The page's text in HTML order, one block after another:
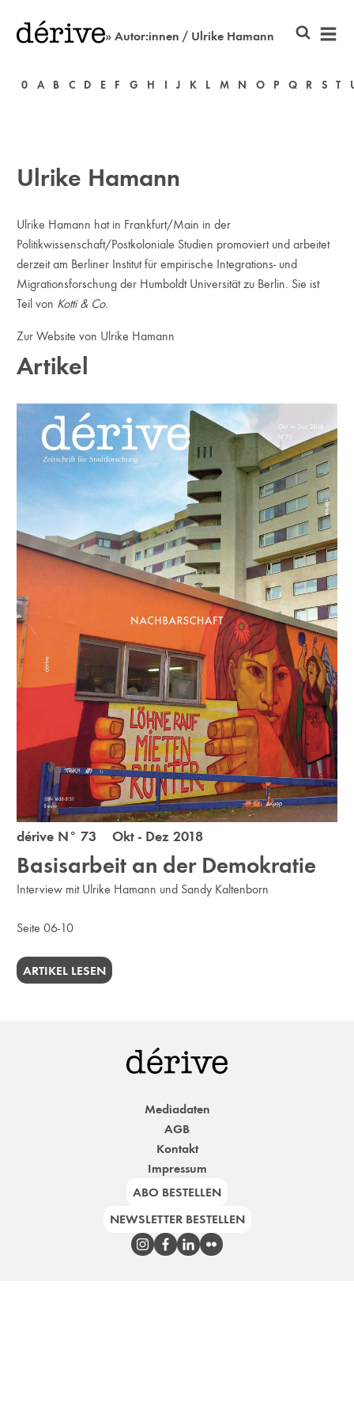
» Autor:innen / Ulrike Hamann
0 A B C D E F G H I J K L M N O P Q R S T
Ulrike Hamann
Ulrike Hamann hat in Frankfurt/Main in der
Politikwissenschaft/Postkoloniale Studien promoviert und arbeitet
derzeit am Berliner Institut für empirische Integrations- und
Migrationsforschung der Humboldt Universität zu Berlin. Sie ist
Teil von Kotti & Co.
Zur Website von Ulrike Hamann
Artikel
dérive N° 73 Okt - Dez 2018
Basisarbeit an der Demokratie
Interview mit Ulrike Hamann und Sandy Kaltenborn
Seite 06-10
ARTIKEL LESEN
Mediadaten
AGB
Kontakt
Impressum
ABO BESTELLEN
NEWSLETTER BESTELLEN